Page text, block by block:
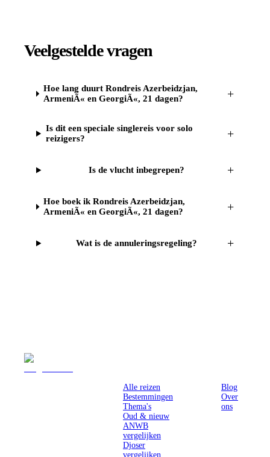
Veelgestelde vragen
Hoe lang duurt Rondreis Azerbeidzjan,
ArmeniÃ« en GeorgiÃ«, 21 dagen?
+
Is dit een speciale singlereis voor solo
reizigers?
+
Is de vlucht inbegrepen? +
Hoe boek ik Rondreis Azerbeidzjan,
ArmeniÃ« en GeorgiÃ«, 21 dagen?
+
Wat is de annuleringsregeling? +
Alle reizen
Bestemmingen
Thema's
Oud & nieuw
ANWB
vergelijken
Djoser
vergelijken
Blog
Over
ons